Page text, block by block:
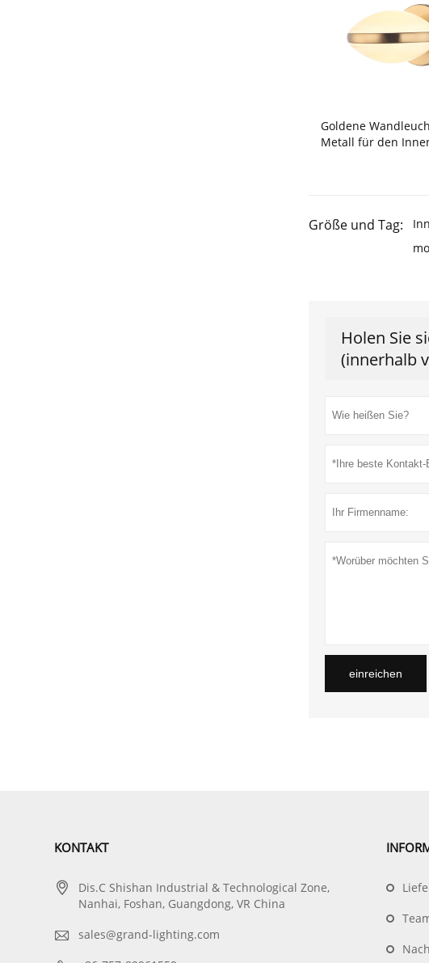
Goldene
Metall für den
Größe und Tag:
Holen Sie
(innerhalb
einreichen
KONTAKT

Dis.C Shishan Industrial & Technological Zone,
Nanhai, Foshan, Guangdong, VR China
 sales@grand-lighting.com